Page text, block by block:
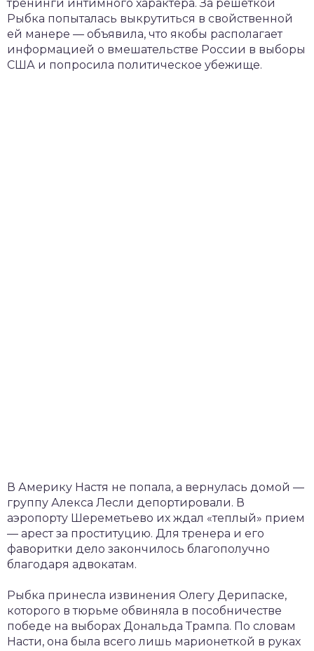
тренинги интимного характера. За решеткой
Рыбка попыталась выкрутиться в свойственной
ей манере — объявила, что якобы располагает
информацией о вмешательстве России в выборы
США и попросила политическое убежище.
В Америку Настя не попала, а вернулась домой —
группу Алекса Лесли депортировали. В
аэропорту Шереметьево их ждал «теплый» прием
— арест за проституцию. Для тренера и его
фаворитки дело закончилось благополучно
благодаря адвокатам.
Рыбка принесла извинения Олегу Дерипаске,
которого в тюрьме обвиняла в пособничестве
победе на выборах Дональда Трампа. По словам
Насти, она была всего лишь марионеткой в руках